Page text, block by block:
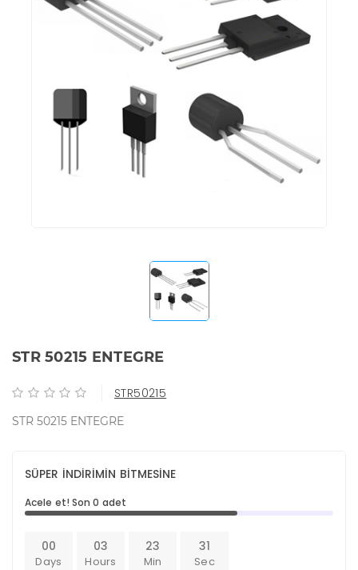
STR 50215 ENTEGRE
STR50215
STR 50215 ENTEGRE
SÜPER İNDİRİMİN BİTMESİNE
Acele et! Son 0 adet
00
Days
03
Hours
23
Min
30
Sec